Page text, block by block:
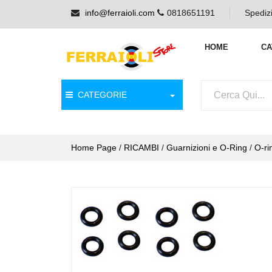
info@ferraioli.com 0818651191
HOME
CATEGORIE
Home Page / RICAMBI / Guarnizioni e O-Ring / O-